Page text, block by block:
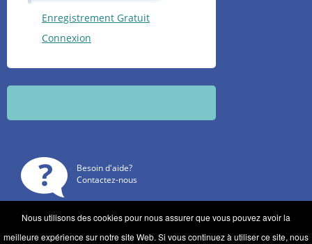
Enregistrement Gratuit
Connexion
Besoin d'aide?
Contactez-nous
Nous utilisons des cookies pour nous assurer que vous pouvez avoir la
meilleure expérience sur notre site Web. Si vous continuez à utiliser ce site, nous